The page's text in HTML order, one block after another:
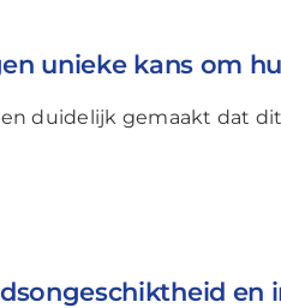
unieke kans om
duidelijk gemaakt dat
en